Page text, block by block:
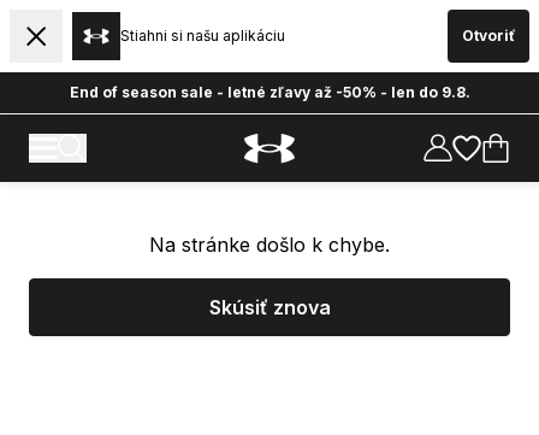
Stiahni si našu aplikáciu Otvoriť
End of season sale - letné zľavy až -50% - len do 9.8.
Na stránke došlo k chybe.
Skúsiť znova